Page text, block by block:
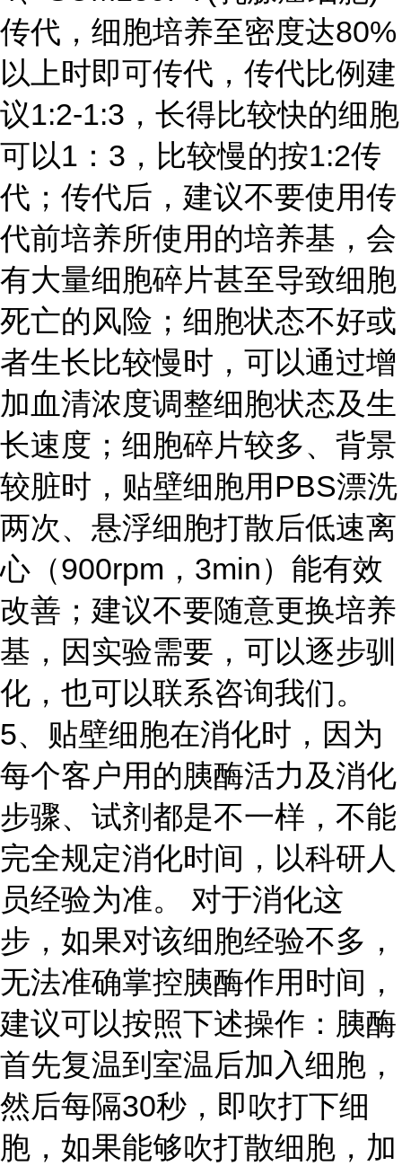
传代，细胞培养至密度达80%
以上时即可传代，传代比例建
议1:2-1:3，长得比较快的细胞
可以1：3，比较慢的按1:2传
代；传代后，建议不要使用传
代前培养所使用的培养基，会
有大量细胞碎片甚至导致细胞
死亡的风险；细胞状态不好或
者生长比较慢时，可以通过增
加血清浓度调整细胞状态及生
长速度；细胞碎片较多、背景
较脏时，贴壁细胞用PBS漂洗
两次、悬浮细胞打散后低速离
心（900rpm，3min）能有效
改善；建议不要随意更换培养
基，因实验需要，可以逐步驯
化，也可以联系咨询我们。
5、贴壁细胞在消化时，因为
每个客户用的胰酶活力及消化
步骤、试剂都是不一样，不能
完全规定消化时间，以科研人
员经验为准。 对于消化这
步，如果对该细胞经验不多，
无法准确掌控胰酶作用时间，
建议可以按照下述操作：胰酶
首先复温到室温后加入细胞，
然后每隔30秒，即吹打下细
胞，如果能够吹打散细胞，加